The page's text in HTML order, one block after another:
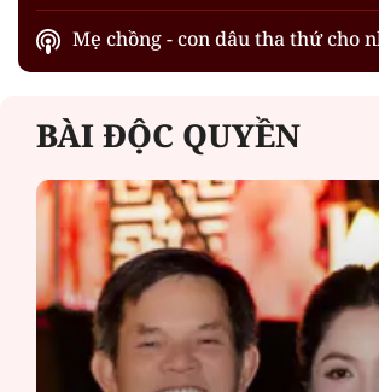
Mẹ chồng - con dâu tha thứ cho
BÀI ĐỘC QUYỀN